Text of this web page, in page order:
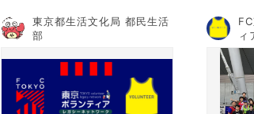
東京都生活文化局 都民生活
部
ィ